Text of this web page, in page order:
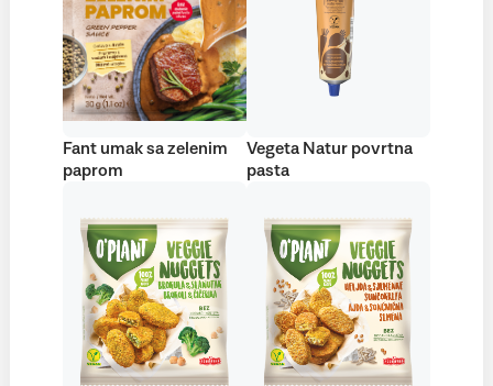
Fant umak sa zelenim
paprom
Vegeta Natur povrtna
pasta